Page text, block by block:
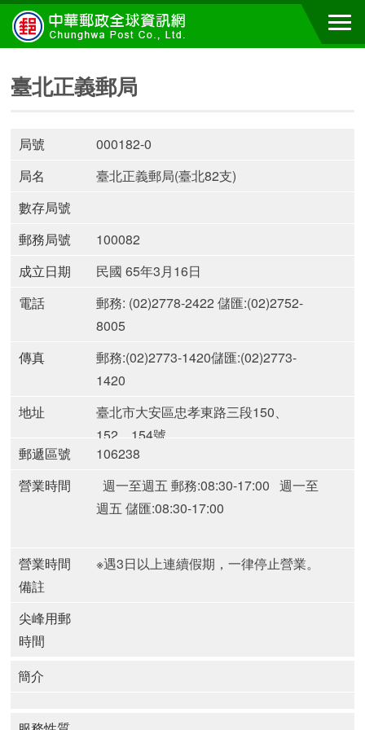
臺北正義郵局
局號
000182-0
局名
臺北正義郵局(臺北82支)
數存局號
郵務局號
100082
成立日期
民國 65年3月16日
電話
郵務: (02)2778-2422 儲匯:(02)2752-
8005
傳真
郵務:(02)2773-1420儲匯:(02)2773-
1420
地址
臺北市大安區忠孝東路三段150、
152、154號
郵遞區號
106238
營業時間
週一至週五 郵務:08:30-17:00 週一至
週五 儲匯:08:30-17:00
營業時間
備註
※遇3日以上連續假期，一律停止營業。
尖峰用郵
時間
簡介